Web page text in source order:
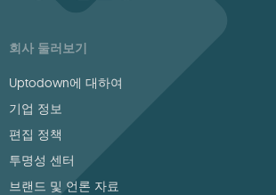
회사 둘러보기
Uptodown에 대하여
기업 정보
편집 정책
투명성 센터
브랜드 및 언론 자료